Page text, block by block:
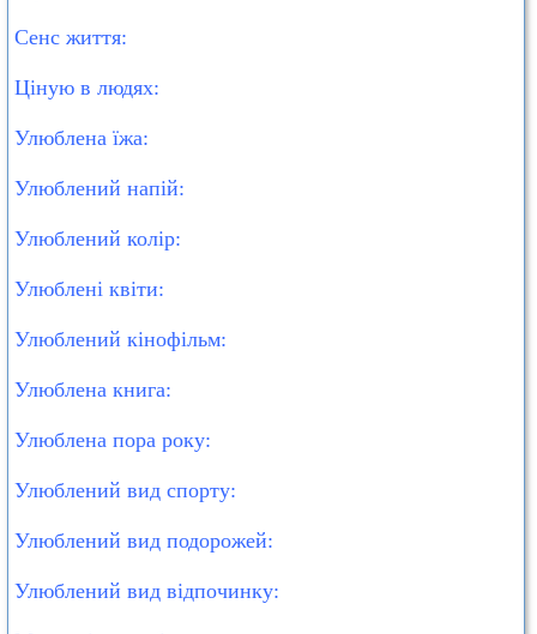
Сенс життя:
Ціную в людях:
Улюблена їжа:
Улюблений напій:
Улюблений колір:
Улюблені квіти:
Улюблений кінофільм:
Улюблена книга:
Улюблена пора року:
Улюблений вид спорту:
Улюблений вид подорожей:
Улюблений вид відпочинку: